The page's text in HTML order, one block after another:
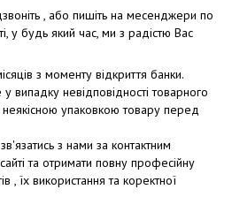
, або пишіть на месенджери по
у будь який час, ми з радістю Вас
з моменту відкриття банки.
невідповідності товарного
упаковкою товару перед
з нами за контактним
та отримати повну професійну
, їх використання та коректної